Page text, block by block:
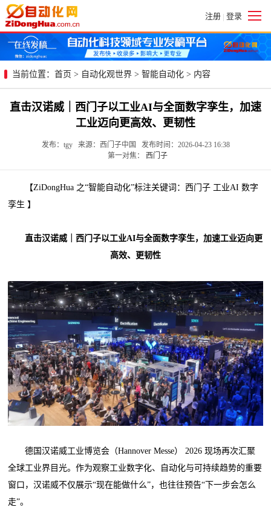
注册 | 登录
当前位置： 首页 > 自动化观世界 > 智能自动化 > 内容
直击汉诺威｜西门子以工业AI与全面数字孪生，加速
工业迈向更高效、更韧性
发布：tgy 来源：西门子中国 发布时间：2026-04-23 16:38
第一对焦： 西门子
【ZiDongHua 之“智能自动化”标注关键词：西门子 工业AI 数字
孪生 】
直击汉诺威｜西门子以工业AI与全面数字孪生，加速工业迈向更
高效、更韧性
德国汉诺威工业博览会（Hannover Messe） 2026 现场再次汇聚
全球工业界目光。作为观察工业数字化、自动化与可持续趋势的重要
窗口，汉诺威不仅展示“现在能做什么”，也往往预告“下一步会怎么
走”。